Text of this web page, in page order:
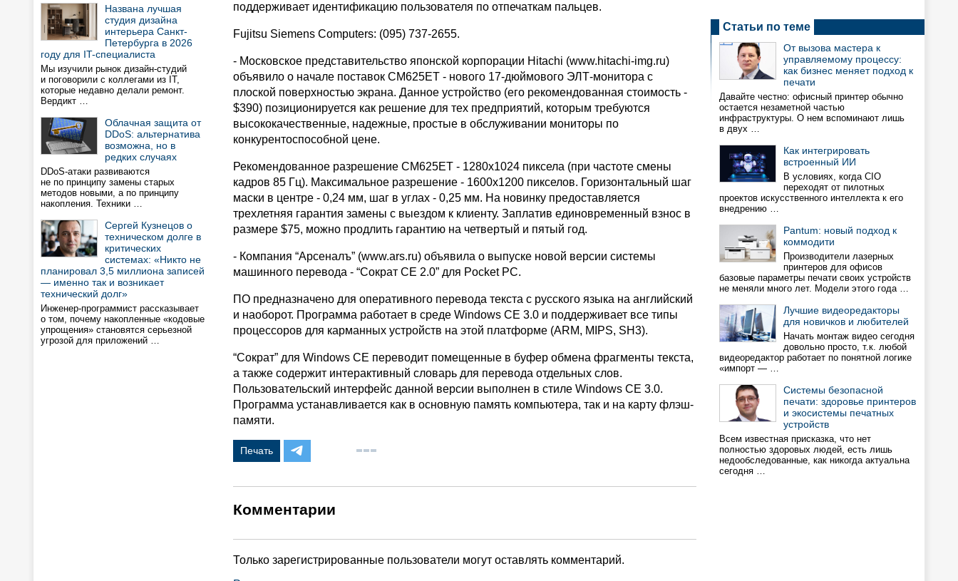
Названа лучшая
студия дизайна
интерьера Санкт-
Петербурга в 2026
году для IT-специалиста
Мы изучили рынок дизайн-студий
и поговорили с коллегами из IT,
которые недавно делали ремонт.
Вердикт …
Облачная защита от
DDoS: альтернатива
возможна, но в
редких случаях
DDoS-атаки развиваются
не по принципу замены старых
методов новыми, а по принципу
накопления. Техники …
Сергей Кузнецов о
техническом долге в
критических
системах: «Никто не
планировал 3,5 миллиона записей
— именно так и возникает
технический долг»
Инженер-программист рассказывает
о том, почему накопленные «кодовые
упрощения» становятся серьезной
угрозой для приложений …
поддерживает идентификацию пользователя по отпечаткам пальцев.
Fujitsu Siemens Computers: (095) 737-2655.
- Московское представительство японской корпорации Hitachi (www.hitachi-img.ru)
объявило о начале поставок CM625ET - нового 17-дюймового ЭЛТ-монитора с
плоской поверхностью экрана. Данное устройство (его рекомендованная стоимость -
$390) позиционируется как решение для тех предприятий, которым требуются
высококачественные, надежные, простые в обслуживании мониторы по
конкурентоспособной цене.
Рекомендованное разрешение CM625ET - 1280х1024 пиксела (при частоте смены
кадров 85 Гц). Максимальное разрешение - 1600х1200 пикселов. Горизонтальный шаг
маски в центре - 0,24 мм, шаг в углах - 0,25 мм. На новинку предоставляется
трехлетняя гарантия замены с выездом к клиенту. Заплатив единовременный взнос в
размере $75, можно продлить гарантию на четвертый и пятый год.
- Компания “Арсеналъ” (www.ars.ru) объявила о выпуске новой версии системы
машинного перевода - “Сократ СЕ 2.0” для Pocket PC.
ПО предназначено для оперативного перевода текста с русского языка на английский
и наоборот. Программа работает в среде Windows CE 3.0 и поддерживает все типы
процессоров для карманных устройств на этой платформе (ARM, MIPS, SH3).
“Сократ” для Windows CE переводит помещенные в буфер обмена фрагменты текста,
а также содержит интерактивный словарь для перевода отдельных слов.
Пользовательский интерфейс данной версии выполнен в стиле Windows CE 3.0.
Программа устанавливается как в основную память компьютера, так и на карту флэш-
памяти.
Печать
Комментарии
Только зарегистрированные пользователи могут оставлять комментарий.
Статьи по теме
От вызова мастера к
управляемому процессу:
как бизнес меняет подход к
печати
Давайте честно: офисный принтер обычно
остается незаметной частью
инфраструктуры. О нем вспоминают лишь
в двух …
Как интегрировать
встроенный ИИ
В условиях, когда CIO
переходят от пилотных
проектов искусственного интеллекта к его
внедрению …
Pantum: новый подход к
коммодити
Производители лазерных
принтеров для офисов
базовые параметры печати своих устройств
не меняли много лет. Модели этого года …
Лучшие видеоредакторы
для новичков и любителей
Начать монтаж видео сегодня
довольно просто, т.к. любой
видеоредактор работает по понятной логике
«импорт — …
Системы безопасной
печати: здоровье принтеров
и экосистемы печатных
устройств
Всем известная присказка, что нет
полностью здоровых людей, есть лишь
недообследованные, как никогда актуальна
сегодня …